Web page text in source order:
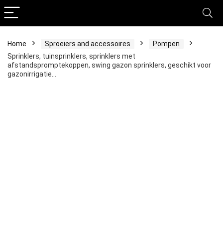
Home Sproeiers and accessoires
Pompen
Sprinklers, tuinsprinklers, sprinklers met
afstandspromptekoppen, swing gazon sprinklers, geschikt voor
gazonirrigatie…